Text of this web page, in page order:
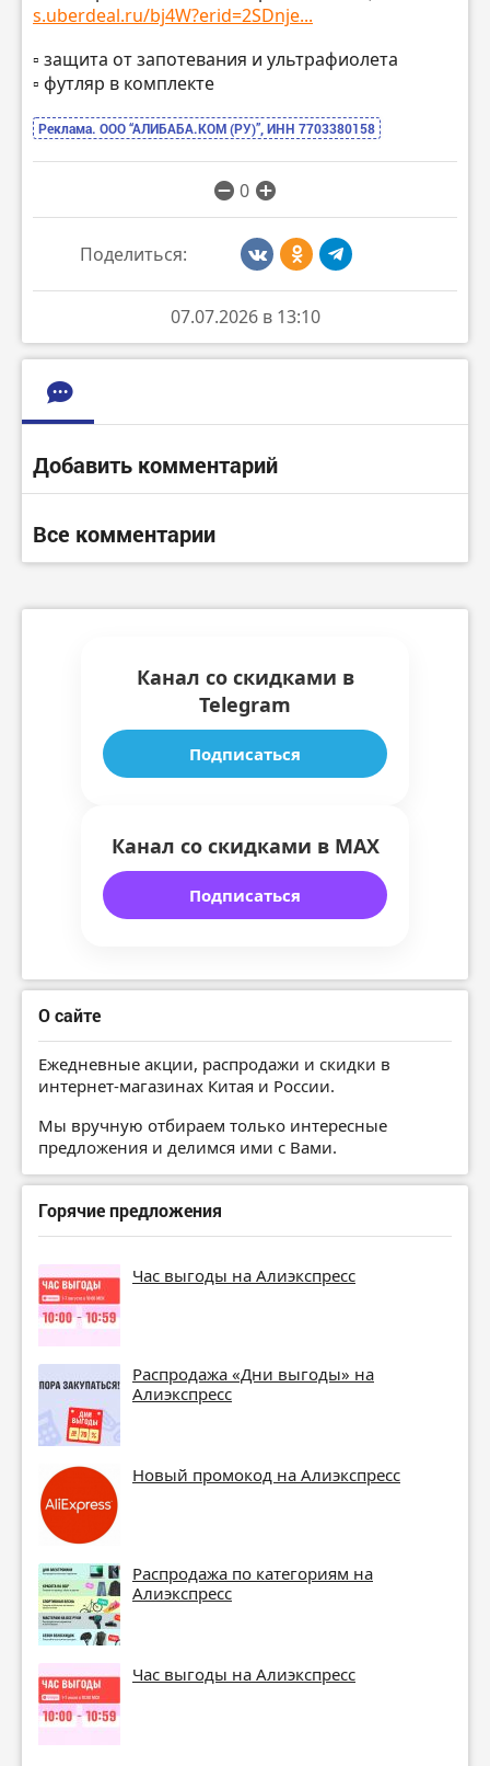
s.uberdeal.ru/bj4W?erid=2SDnje...
▫️ защита от запотевания и ультрафиолета
▫️ футляр в комплекте
Реклама. ООО “АЛИБАБА.КОМ (РУ)”, ИНН 7703380158
0
Поделиться:
07.07.2026 в 13:10
Добавить комментарий
Все комментарии
Канал со скидками в
Telegram
Подписаться
Канал со скидками в MAX
Подписаться
О сайте
Ежедневные акции, распродажи и скидки в
интернет-магазинах Китая и России.
Мы вручную отбираем только интересные
предложения и делимся ими с Вами.
Горячие предложения
Час выгоды на Алиэкспресс
Распродажа «Дни выгоды» на
Алиэкспресс
Новый промокод на Алиэкспресс
Распродажа по категориям на
Алиэкспресс
Час выгоды на Алиэкспресс